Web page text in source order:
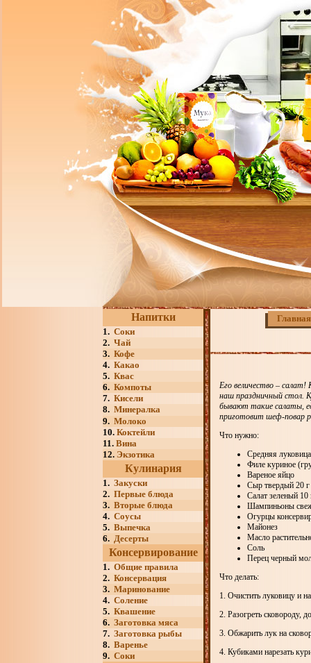
Напитки
1. Соки
2. Чай
3. Кофе
4. Какао
5. Квас
6. Компоты
7. Кисели
8. Минералка
9. Молоко
10. Коктейли
11. Вина
12. Экзотика
Кулинария
1. Закуски
2. Первые блюда
3. Вторые блюда
4. Соусы
5. Выпечка
6. Десерты
Консервирование
1. Общие правила
2. Консервация
3. Маринование
4. Соление
5. Квашение
6. Заготовка мяса
7. Заготовка рыбы
8. Варенье
9. Соки
Главная
Его величество –
наш праздничный стол.
бывают такие салаты,
приготовит шеф-повар
Что нужно:
Средняя
Филе куриное
Вареное яйцо
Сыр твердый 20 г
Салат зеленый 10
Шампиньоны
Огурцы
Майонез
Масло
Соль
Перец черный
Что делать:
1. Очистить луковицу и
2. Разогреть сковороду,
3. Обжарить лук на
4. Кубиками нарезать